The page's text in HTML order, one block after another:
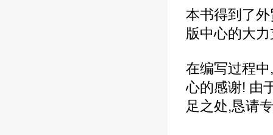
本书得到了
版中心的大
在编写过程
心的感谢! 由
足之处,恳请